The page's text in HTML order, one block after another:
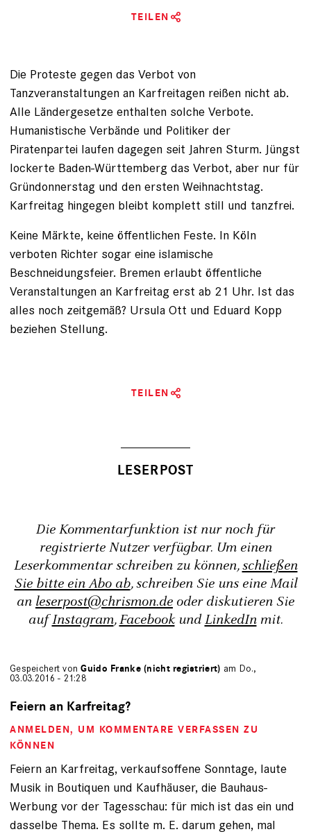
TEILEN
Die Proteste gegen das Verbot von
Tanzveranstaltungen an Karfreitagen reißen nicht ab.
Alle Ländergesetze enthalten solche Verbote.
Humanistische Verbände und Politiker der
Piratenpartei laufen dagegen seit Jahren Sturm. Jüngst
lockerte Baden-Württemberg das Verbot, aber nur für
Gründonnerstag und den ersten Weihnachtstag.
Karfreitag hingegen bleibt komplett still und tanzfrei.
Keine Märkte, keine öffentlichen Feste. In Köln
verboten Richter sogar eine islamische
Beschneidungsfeier. Bremen erlaubt öffentliche
Veranstaltungen an Karfreitag erst ab 21 Uhr. Ist das
alles noch zeitgemäß? Ursula Ott und Eduard Kopp
beziehen Stellung.
TEILEN
Die Kommentarfunktion ist nur noch für
registrierte Nutzer verfügbar. Um einen
Leserkommentar schreiben zu können,schließen
Sie bitte ein Abo ab, schreiben Sie uns eine Mail
an leserpost@chrismon.de oder diskutieren Sie
aufInstagram,FacebookundLinkedInmit.
Gespeichert vonGuido Franke (nicht registriert) am Do.,
03.03.2016 - 21:28
Feiern an Karfreitag?
ANMELDEN, UM KOMMENTARE VERFASSEN ZU
KÖNNEN
Feiern an Karfreitag, verkaufsoffene Sonntage, laute
Musik in Boutiquen und Kaufhäuser, die Bauhaus-
Werbung vor der Tagesschau: für mich ist das ein und
dasselbe Thema. Es sollte m. E. darum gehen, mal